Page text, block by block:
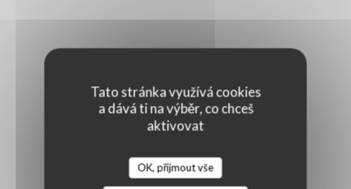
Tato stránka využívá cookies
a dává ti na výběr, co chceš
aktivovat
OK, přijmout vše